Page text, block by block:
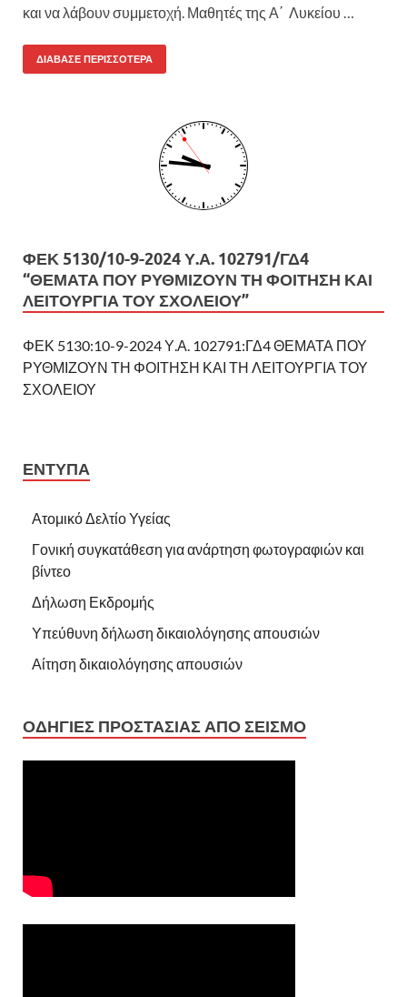
και να λάβουν συμμετοχή. Μαθητές της Α΄ Λυκείου …
ΔΙΆΒΑΣΕ ΠΕΡΙΣΣΌΤΕΡΑ
ΦΕΚ 5130/10-9-2024 Υ.Α. 102791/ΓΔ4
“ΘΕΜΑΤΑ ΠΟΥ ΡΥΘΜΙΖΟΥΝ ΤΗ ΦΟΙΤΗΣΗ ΚΑΙ
ΛΕΙΤΟΥΡΓΙΑ ΤΟΥ ΣΧΟΛΕΙΟΥ”
ΦΕΚ 5130:10-9-2024 Υ.Α. 102791:ΓΔ4 ΘΕΜΑΤΑ ΠΟΥ
ΡΥΘΜΙΖΟΥΝ ΤΗ ΦΟΙΤΗΣΗ ΚΑΙ ΤΗ ΛΕΙΤΟΥΡΓΙΑ ΤΟΥ
ΣΧΟΛΕΙΟΥ
ΕΝΤΥΠΑ
Ατομικό Δελτίο Υγείας
Γονική συγκατάθεση για ανάρτηση φωτογραφιών και
βίντεο
Δήλωση Εκδρομής
Υπεύθυνη δήλωση δικαιολόγησης απουσιών
Αίτηση δικαιολόγησης απουσιών
ΟΔΗΓΙΕΣ ΠΡΟΣΤΑΣΙΑΣ ΑΠΟ ΣΕΙΣΜΟ